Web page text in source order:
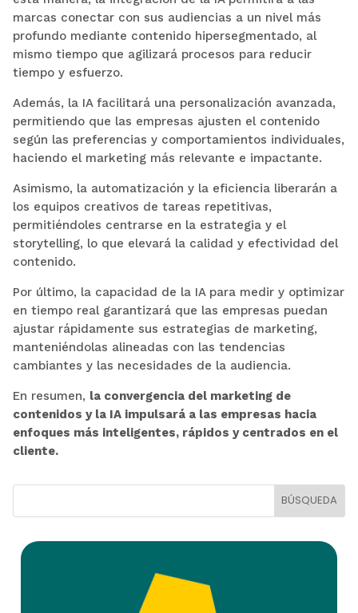
marcas conectar con sus audiencias a un nivel más
profundo mediante contenido hipersegmentado, al
mismo tiempo que agilizará procesos para reducir
tiempo y esfuerzo.
Además, la IA facilitará una personalización avanzada,
permitiendo que las empresas ajusten el contenido
según las preferencias y comportamientos individuales,
haciendo el marketing más relevante e impactante.
Asimismo, la automatización y la eficiencia liberarán a
los equipos creativos de tareas repetitivas,
permitiéndoles centrarse en la estrategia y el
storytelling, lo que elevará la calidad y efectividad del
contenido.
Por último, la capacidad de la IA para medir y optimizar
en tiempo real garantizará que las empresas puedan
ajustar rápidamente sus estrategias de marketing,
manteniéndolas alineadas con las tendencias
cambiantes y las necesidades de la audiencia.
En resumen, la convergencia del marketing de
contenidos y la IA impulsará a las empresas hacia
enfoques más inteligentes, rápidos y centrados en el
cliente.